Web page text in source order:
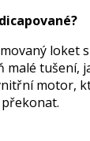
loket
motor,